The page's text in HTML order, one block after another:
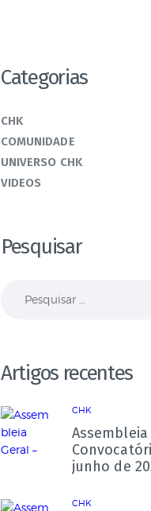
Categorias
CHK
COMUNIDADE
UNIVERSO CHK
VIDEOS
Pesquisar
Artigos recentes
CHK
Assembleia
junho de
CHK